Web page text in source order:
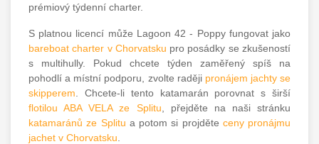
prémiový týdenní charter.
S platnou licencí může Lagoon 42 - Poppy fungovat jako
bareboat charter v Chorvatsku pro posádky se zkušeností
s multihully. Pokud chcete týden zaměřený spíš na
pohodlí a místní podporu, zvolte raději pronájem jachty se
skipperem . Chcete-li tento katamarán porovnat s širší
flotilou ABA VELA ze Splitu , přejděte na naši stránku
katamaránů ze Splitu a potom si projděte ceny pronájmu
jachet v Chorvatsku